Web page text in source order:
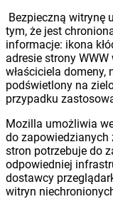
Bezpieczną witrynę
tym, że jest
informacje: ikona
adresie strony
właściciela
podświetlony na
przypadku
Mozilla umożliwia
do zapowiedzianych
stron potrzebuje do
odpowiedniej
dostawcy
witryn